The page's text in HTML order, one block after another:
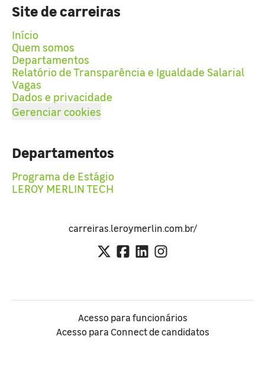
Site de carreiras
Início
Quem somos
Departamentos
Relatório de Transparência e Igualdade Salarial
Vagas
Dados e privacidade
Gerenciar cookies
Departamentos
Programa de Estágio
LEROY MERLIN TECH
carreiras.leroymerlin.com.br/
Acesso para funcionários
Acesso para Connect de candidatos